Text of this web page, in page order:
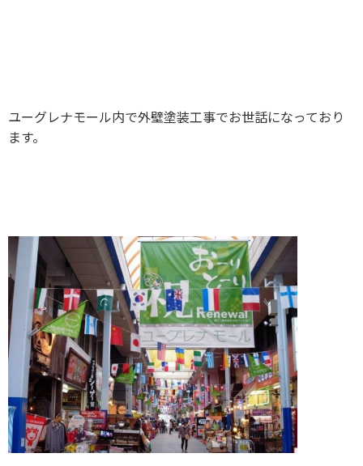
ユーグレナモール内で外壁塗装工事でお世話になっており
ます。